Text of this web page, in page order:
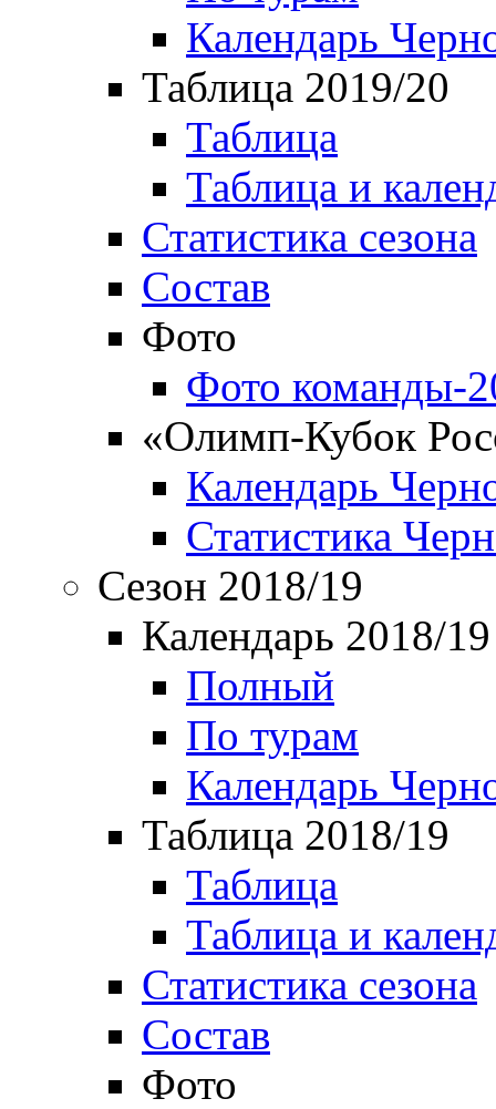
Календарь
Таблица 2019/20
Таблица
Таблица и
Статистика сезона
Состав
Фото
Фото команды-
«Олимп-Кубок
Календарь
Статистика
Сезон 2018/19
Календарь 2018/19
Полный
По турам
Календарь
Таблица 2018/19
Таблица
Таблица и
Статистика сезона
Состав
Фото